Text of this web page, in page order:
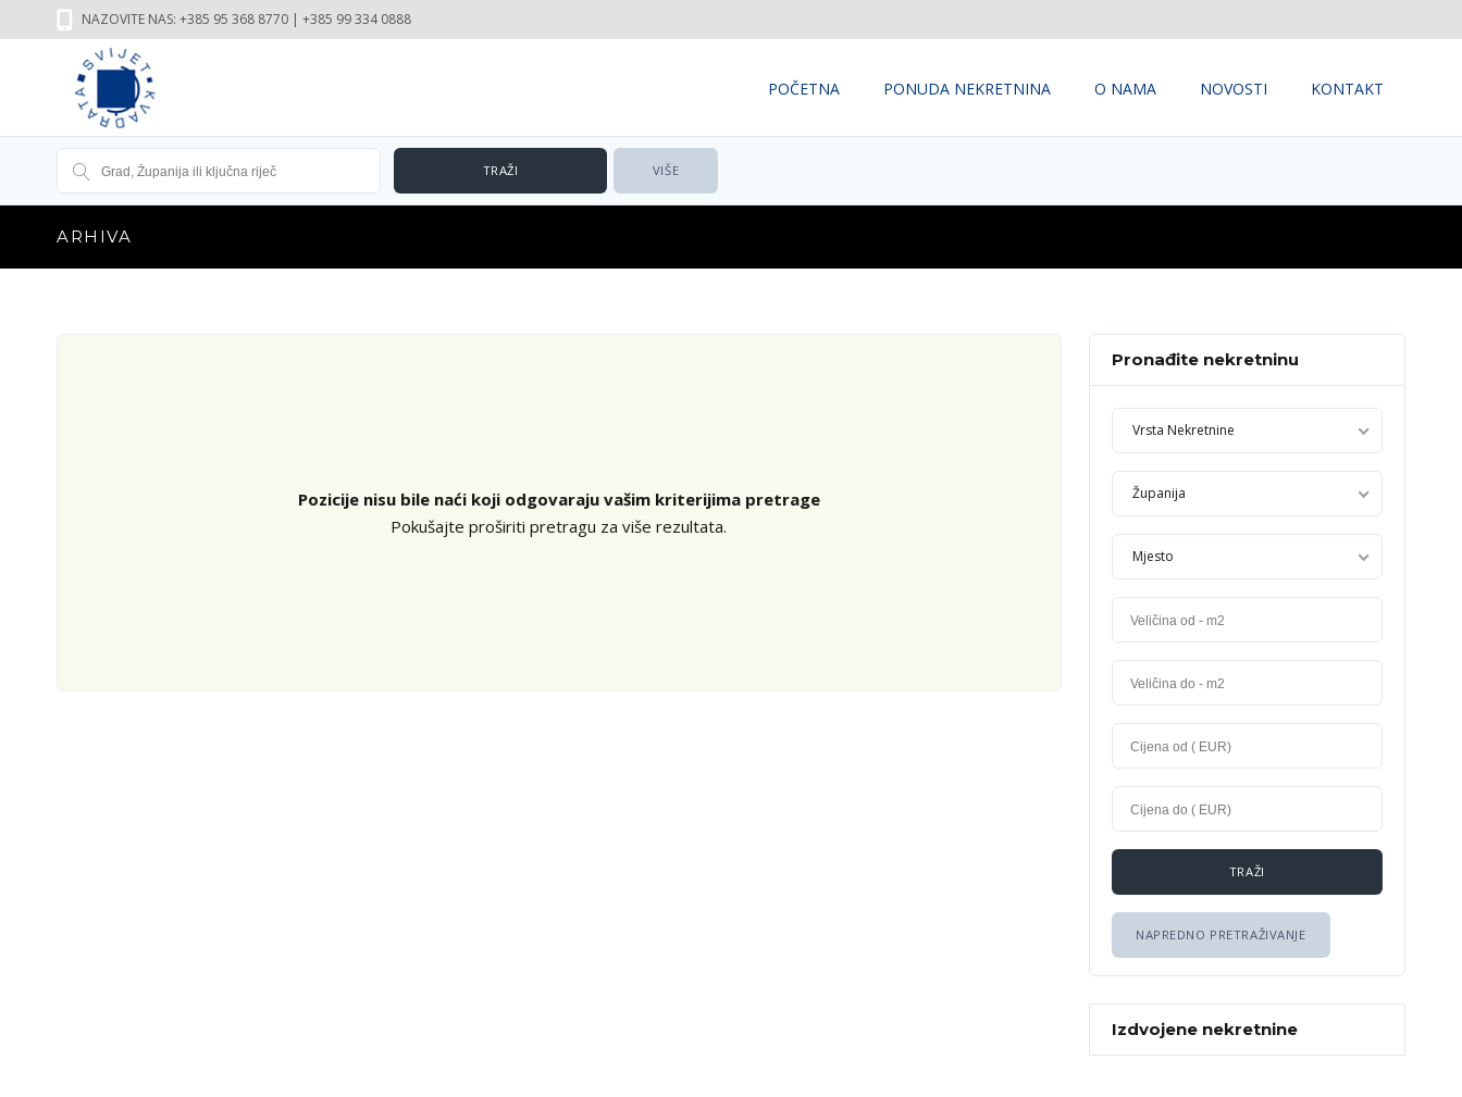
NAZOVITE NAS: +385 95 368 8770 | +385 99 334 0888
POČETNA PONUDA NEKRETNINA O NAMA NOVOSTI KONTAKT
VIŠE
ARHIVA
Pozicije nisu bile naći koji odgovaraju vašim kriterijima pretrage
Pokušajte proširiti pretragu za više rezultata.
Pronađite nekretninu
Vrsta Nekretnine
Županija
Mjesto
NAPREDNO PRETRAŽIVANJE
Izdvojene nekretnine